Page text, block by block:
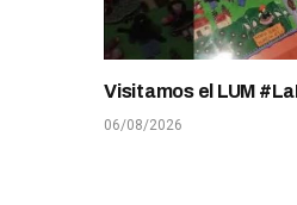
Visitamos el LUM
06/08/2026